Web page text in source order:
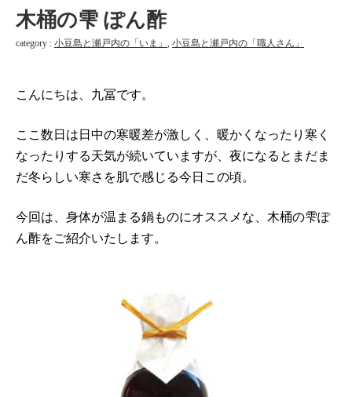
木桶の雫 ぽん酢
category : 小豆島と瀬戸内の「いま」 , 小豆島と瀬戸内の「職人さん」
こんにちは、九冨です。
ここ数日は日中の寒暖差が激しく、暖かくなったり寒く
なったりする天気が続いていますが、夜になるとまだま
だ冬らしい寒さを肌で感じる今日この頃。
今回は、身体が温まる鍋ものにオススメな、木桶の雫ぽ
ん酢をご紹介いたします。